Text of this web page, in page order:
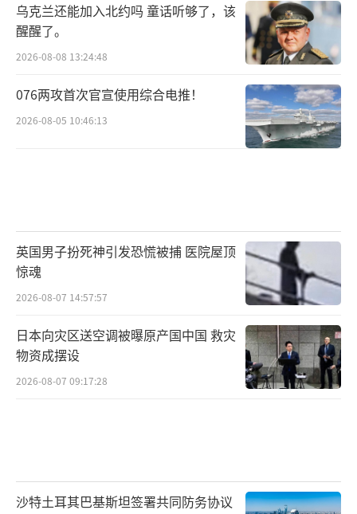
乌克兰还能加入北约吗 童话听够了，该
醒醒了。
2026-08-08 13:24:48
076两攻首次官宣使用综合电推！
2026-08-05 10:46:13
英国男子扮死神引发恐慌被捕 医院屋顶
惊魂
2026-08-07 14:57:57
日本向灾区送空调被曝原产国中国 救灾
物资成摆设
2026-08-07 09:17:28
沙特土耳其巴基斯坦签署共同防务协议